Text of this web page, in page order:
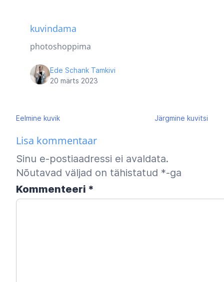
kuvindama
photoshoppima
Ede Schank Tamkivi
20 märts 2023
Navigeerimine
Eelmine kuvik Järgmine kuvitsi
Lisa kommentaar
Sinu e-postiaadressi ei avaldata.
Nõutavad väljad on tähistatud *-ga
Kommenteeri *